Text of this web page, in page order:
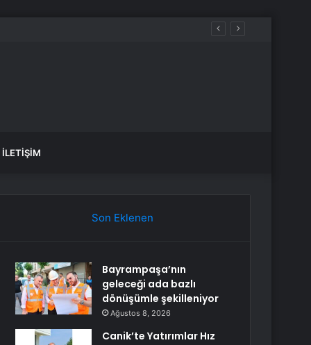
İLETIŞIM
Son Eklenen
Bayrampaşa’nın
geleceği ada bazlı
dönüşümle şekilleniyor
Ağustos 8, 2026
Canik’te Yatırımlar Hız